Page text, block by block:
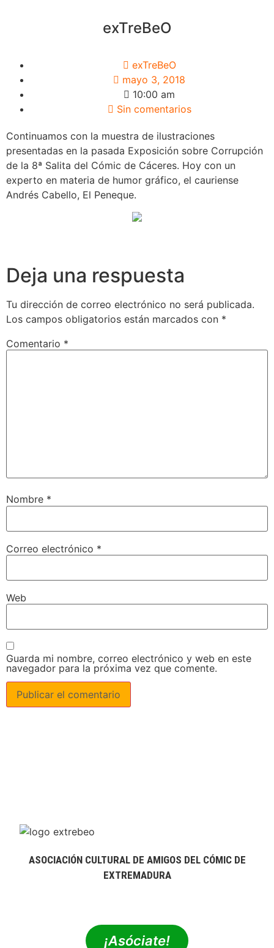
exTreBeO
exTreBeO
mayo 3, 2018
10:00 am
Sin comentarios
Continuamos con la muestra de ilustraciones
presentadas en la pasada Exposición sobre Corrupción
de la 8ª Salita del Cómic de Cáceres. Hoy con un
experto en materia de humor gráfico, el cauriense
Andrés Cabello, El Peneque.
Deja una respuesta
Tu dirección de correo electrónico no será publicada.
Los campos obligatorios están marcados con *
Comentario *
Nombre *
Correo electrónico *
Web
Guarda mi nombre, correo electrónico y web en este
navegador para la próxima vez que comente.
ASOCIACIÓN CULTURAL DE AMIGOS DEL CÓMIC DE
EXTREMADURA
¡Asóciate!